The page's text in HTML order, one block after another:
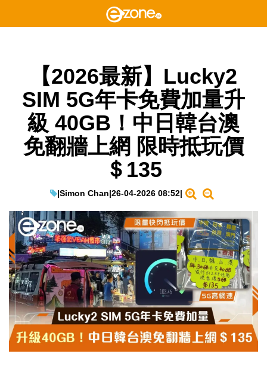
【2026最新】Lucky2
SIM 5G年卡免費加量升
級 40GB！中日韓台澳
免翻牆上網 限時抵玩價
＄135
|Simon Chan|26-04-2026 08:52|